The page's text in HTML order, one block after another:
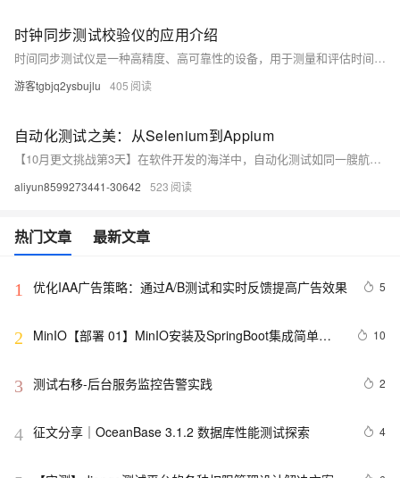
时钟同步测试校验仪的应用介绍
时间同步测试仪是一种高精度、高可靠性的设备，用于测量和评估时间同步系统的性能。它广泛应用于电力系统（如电网调度、继电保护）、通信网络（如5G基站、光传输网络）、铁路交通（如列车运行控制、信号系统）、工业自动化（如生产线、控制系统）以及科学研究（如天文观测、粒子物理实验）等领域。其功能包括高精度时间测量、多信号接口支持、自动测量与分析、数据存储导出及性能评估输出，确保各领域设备间的时间同步精度与稳定性，保障系统高效运行。
游客tgbjq2ysbujlu 405
自动化测试之美：从Selenium到Appium
【10月更文挑战第3天】在软件开发的海洋中，自动化测试如同一艘航船，引领着质量保证的方向。本文将带你领略自动化测试的魅力，从Web端的Selenium到移动端的Appium，我们将一探究竟，看看这些工具如何帮助我们高效地进行软件测试。你将了解到，自动化测试不仅仅是技术的展示，更是一种提升开发效率和产品质量的智慧选择。让我们一起启航，探索自动化测试的世界！
aliyun8599273441-30642 523
热门文章 最新文章
1 优化IAA广告策略：通过A/B测试和实时反馈提高广告效果 5
2
MinIO【部署 01】MinIO安装及SpringBoot集成简单测
10
3 测试右移-后台服务监控告警实践 2
4 征文分享｜OceanBase 3.1.2 数据库性能测试探索 4